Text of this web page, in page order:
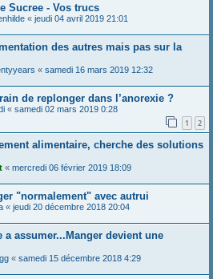
Sucree - Vos trucs
« jeudi 04 avril 2019 21:01
des autres mais pas sur la
« samedi 16 mars 2019 12:32
de replonger dans l’anorexie ?
« samedi 02 mars 2019 0:28
1 2
alimentaire, cherche des solutions
« mercredi 06 février 2019 18:09
"normalement" avec autrui
« jeudi 20 décembre 2018 20:04
a assumer...Manger devient une
« samedi 15 décembre 2018 4:29